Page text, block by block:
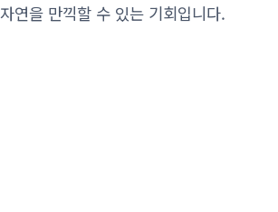
연을 만끽할 수 있는 기회입니다.